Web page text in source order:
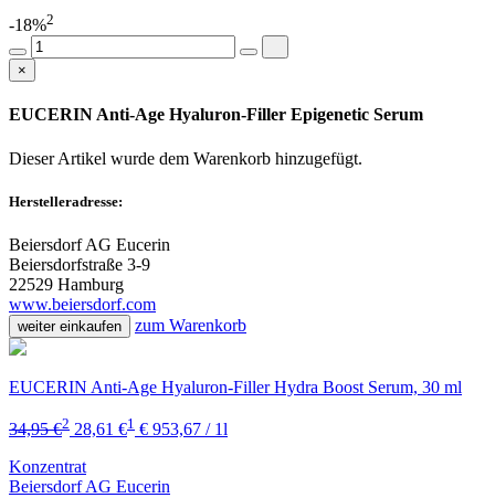
-18%2
×
EUCERIN Anti-Age Hyaluron-Filler Epigenetic Serum
Dieser Artikel wurde dem Warenkorb hinzugefügt.
Herstelleradresse:
Beiersdorf AG Eucerin
Beiersdorfstraße 3-9
22529 Hamburg
www.beiersdorf.com
weiter einkaufen zum Warenkorb
EUCERIN Anti-Age Hyaluron-Filler Hydra Boost Serum, 30 ml
34,95 €2 28,61 €1 € 953,67 / 1l
Konzentrat
Beiersdorf AG Eucerin